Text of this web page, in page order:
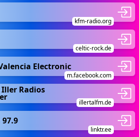
kfm-radio.org
celtic-rock.de
Electronic
m.facebook.com
Radios
illertalfm.de
linktr.ee